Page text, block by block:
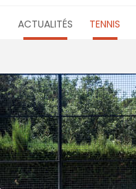
ACTUALITÉS TENNIS